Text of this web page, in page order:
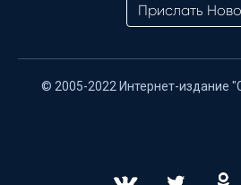
Прислать
© 2005-2022 Интернет-издание